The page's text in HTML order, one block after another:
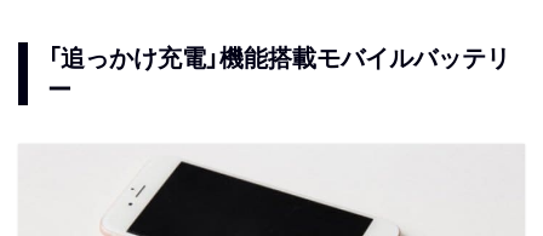
「追っかけ充電」機能搭載モバイルバッテリ
ー